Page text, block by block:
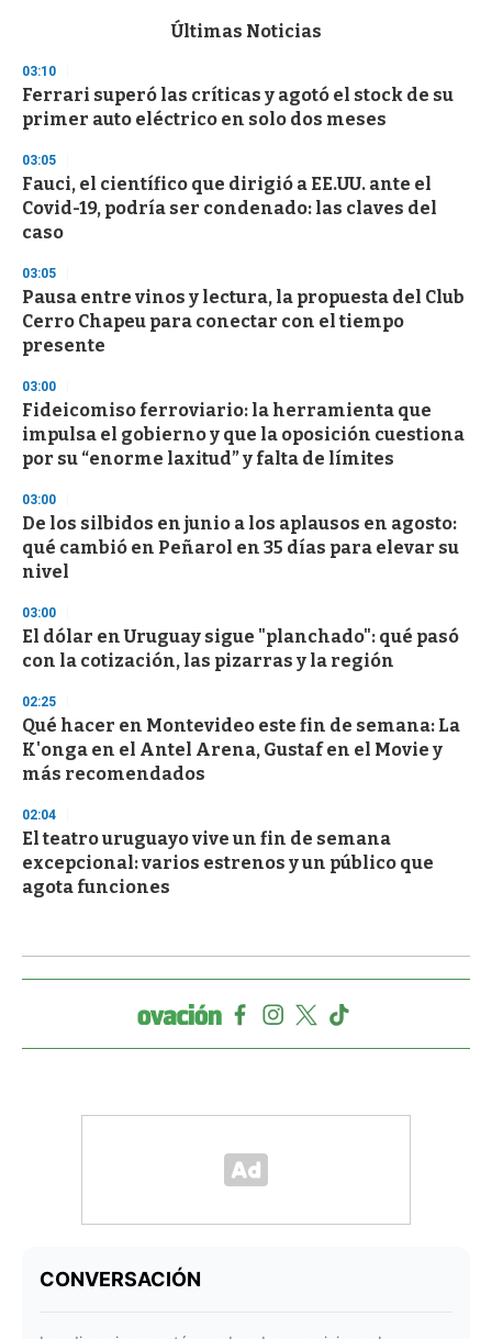
d
s
o
f
3
s
e
c
o
d
s
Últimas Noticias
03:10
Ferrari superó las críticas y agotó el stock de su
primer auto eléctrico en solo dos meses
03:05
Fauci, el científico que dirigió a EE.UU. ante el
Covid-19, podría ser condenado: las claves del
caso
03:05
Pausa entre vinos y lectura, la propuesta del Club
Cerro Chapeu para conectar con el tiempo
presente
03:00
Fideicomiso ferroviario: la herramienta que
impulsa el gobierno y que la oposición cuestiona
por su “enorme laxitud” y falta de límites
03:00
De los silbidos en junio a los aplausos en agosto:
qué cambió en Peñarol en 35 días para elevar su
nivel
03:00
El dólar en Uruguay sigue "planchado": qué pasó
con la cotización, las pizarras y la región
02:25
Qué hacer en Montevideo este fin de semana: La
K'onga en el Antel Arena, Gustaf en el Movie y
más recomendados
02:04
El teatro uruguayo vive un fin de semana
excepcional: varios estrenos y un público que
agota funciones